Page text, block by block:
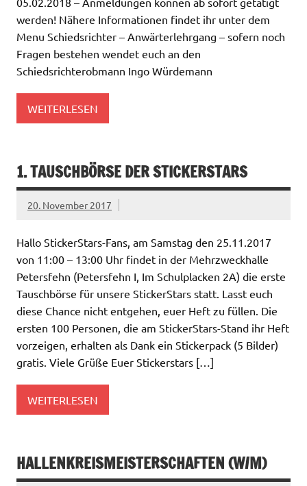
werden! Nähere Informationen findet ihr unter dem
Menu Schiedsrichter – Anwärterlehrgang – sofern noch
Fragen bestehen wendet euch an den
Schiedsrichterobmann Ingo Würdemann
WEITERLESEN
1. TAUSCHBÖRSE DER STICKERSTARS
20. November 2017
Hallo StickerStars-Fans, am Samstag den 25.11.2017
von 11:00 – 13:00 Uhr findet in der Mehrzweckhalle
Petersfehn (Petersfehn I, Im Schulplacken 2A) die erste
Tauschbörse für unsere StickerStars statt. Lasst euch
diese Chance nicht entgehen, euer Heft zu füllen. Die
ersten 100 Personen, die am StickerStars-Stand ihr Heft
vorzeigen, erhalten als Dank ein Stickerpack (5 Bilder)
gratis. Viele Grüße Euer Stickerstars […]
WEITERLESEN
HALLENKREISMEISTERSCHAFTEN (W/M)